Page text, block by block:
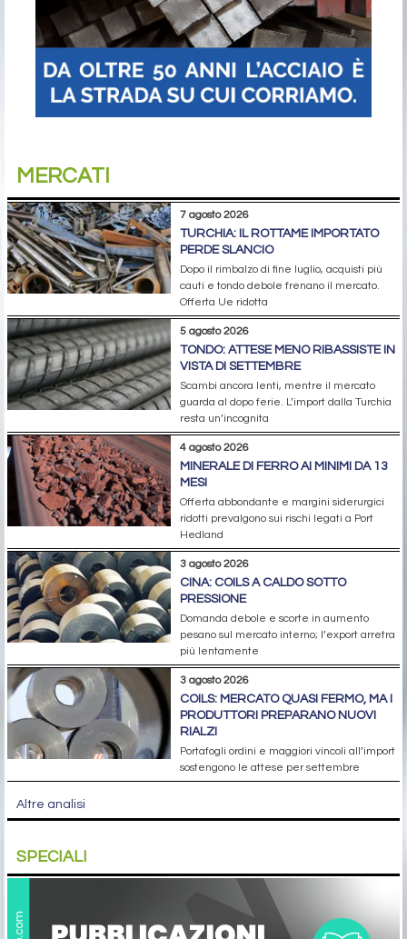
MERCATI
7 agosto 2026
TURCHIA: IL ROTTAME IMPORTATO
PERDE SLANCIO
Dopo il rimbalzo di fine luglio, acquisti più
cauti e tondo debole frenano il mercato.
Offerta Ue ridotta
5 agosto 2026
TONDO: ATTESE MENO RIBASSISTE IN
VISTA DI SETTEMBRE
Scambi ancora lenti, mentre il mercato
guarda al dopo ferie. L’import dalla Turchia
resta un’incognita
4 agosto 2026
MINERALE DI FERRO AI MINIMI DA 13
MESI
Offerta abbondante e margini siderurgici
ridotti prevalgono sui rischi legati a Port
Hedland
3 agosto 2026
CINA: COILS A CALDO SOTTO
PRESSIONE
Domanda debole e scorte in aumento
pesano sul mercato interno; l’export arretra
più lentamente
3 agosto 2026
COILS: MERCATO QUASI FERMO, MA I
PRODUTTORI PREPARANO NUOVI
RIALZI
Portafogli ordini e maggiori vincoli all’import
sostengono le attese per settembre
Altre analisi
SPECIALI